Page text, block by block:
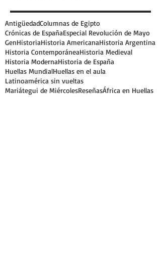
AntigüedadColumnas de Egipto
Crónicas de EspañaEspecial Revolución de Mayo
GenHistoriaHistoria AmericanaHistoria Argentina
Historia ContemporáneaHistoria Medieval
Historia ModernaHistoria de España
Huellas MundialHuellas en el aula
Latinoamérica sin vueltas
Mariátegui de MiércolesReseñasÁfrica en Huellas